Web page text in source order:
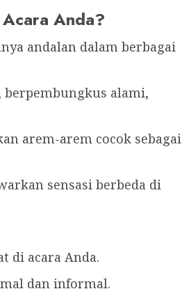
Anda?
andalan dalam berbagai
alami,
arem-arem cocok sebagai
sensasi berbeda di
di acara Anda.
dan informal.